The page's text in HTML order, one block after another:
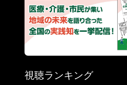
視聴ランキング